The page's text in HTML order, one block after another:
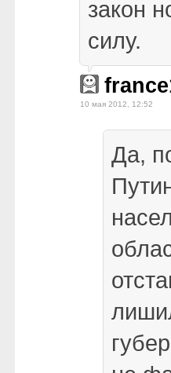
закон
силу.
10 мая 2012, 12:52
Да,